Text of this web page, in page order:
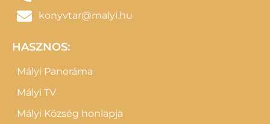
konyvtar@malyi.hu
HASZNOS:
Mályi Panoráma
Mályi TV
Mályi Község honlapja